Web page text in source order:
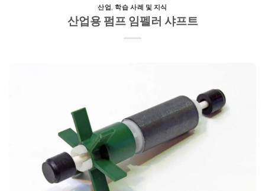
산업 ,학습 사례 및 지식
산업용 펌프 임펠러 샤프트